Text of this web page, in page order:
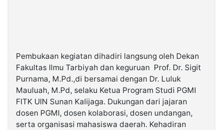
Pembukaan kegiatan dihadiri langsung oleh Dekan
Fakultas Ilmu Tarbiyah dan keguruan Prof. Dr. Sigit
Purnama, M.Pd.,di bersamai dengan Dr. Luluk
Mauluah, M.Pd, selaku Ketua Program Studi PGMI
FITK UIN Sunan Kalijaga. Dukungan dari jajaran
dosen PGMI, dosen kolaborasi, dosen undangan,
serta organisasi mahasiswa daerah. Kehadiran